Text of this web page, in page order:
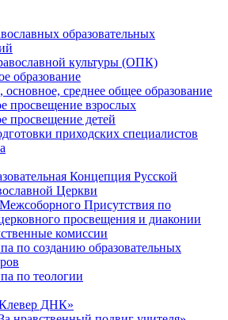
образовательных
культуры (ОПК)
образование
основное, среднее общее образование
просвещение взрослых
просвещение детей
приходских специалистов
Концепция Русской
Церкви
Присутствия по
просвещения и диаконии
комиссии
по созданию образовательных
по теологии
ДНК»